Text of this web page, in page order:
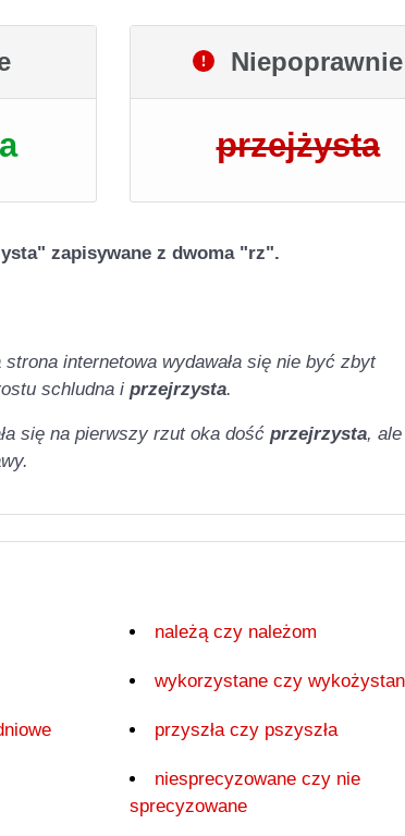
Niepoprawnie
przejżysta
zapisywane z dwoma "rz".
internetowa wydawała się nie być zbyt
schludna i przejrzysta.
się na pierwszy rzut oka dość przejrzysta,
należą czy należom
wykorzystane czy
przyszła czy pszyszła
niesprecyzowane czy nie
sprecyzowane